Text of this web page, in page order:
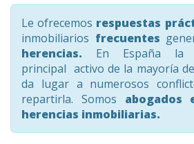
Le ofrecemos respuestas
inmobiliarios frecuentes
herencias. En España la
principal activo de la mayoría
da lugar a numerosos
repartirla. Somos abogados
herencias inmobiliarias.